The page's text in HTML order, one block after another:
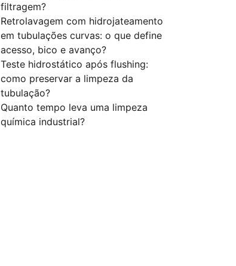
filtragem?
Retrolavagem com hidrojateamento
em tubulações curvas: o que define
acesso, bico e avanço?
Teste hidrostático após flushing:
como preservar a limpeza da
tubulação?
Quanto tempo leva uma limpeza
química industrial?